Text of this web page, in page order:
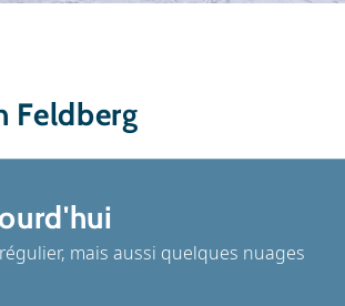
Feldberg
mais aussi quelques nuages